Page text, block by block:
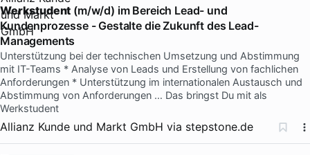
Werkstudent (m/w/d) im Bereich Lead- und
Kundenprozesse - Gestalte die Zukunft des Lead-
Managements
Unterstützung bei der technischen Umsetzung und Abstimmung
mit IT-Teams * Analyse von Leads und Erstellung von fachlichen
Anforderungen * Unterstützung im internationalen Austausch und
Abstimmung von Anforderungen … Das bringst Du mit als
Werkstudent
Allianz Kunde und Markt GmbH via stepstone.de